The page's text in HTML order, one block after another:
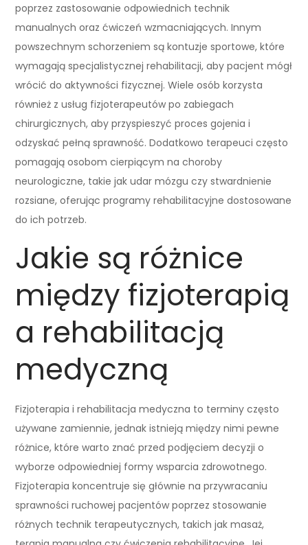
poprzez zastosowanie odpowiednich technik
manualnych oraz ćwiczeń wzmacniających. Innym
powszechnym schorzeniem są kontuzje sportowe, które
wymagają specjalistycznej rehabilitacji, aby pacjent mógł
wrócić do aktywności fizycznej. Wiele osób korzysta
również z usług fizjoterapeutów po zabiegach
chirurgicznych, aby przyspieszyć proces gojenia i
odzyskać pełną sprawność. Dodatkowo terapeuci często
pomagają osobom cierpiącym na choroby
neurologiczne, takie jak udar mózgu czy stwardnienie
rozsiane, oferując programy rehabilitacyjne dostosowane
do ich potrzeb.
Jakie są różnice
między fizjoterapią
a rehabilitacją
medyczną
Fizjoterapia i rehabilitacja medyczna to terminy często
używane zamiennie, jednak istnieją między nimi pewne
różnice, które warto znać przed podjęciem decyzji o
wyborze odpowiedniej formy wsparcia zdrowotnego.
Fizjoterapia koncentruje się głównie na przywracaniu
sprawności ruchowej pacjentów poprzez stosowanie
różnych technik terapeutycznych, takich jak masaż,